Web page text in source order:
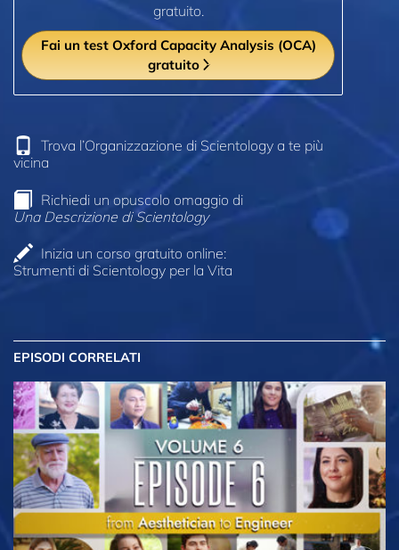
gratuito.
Fai un test Oxford Capacity Analysis (OCA)
gratuito
Trova l’Organizzazione di Scientology a te più
vicina
Richiedi un opuscolo omaggio di
Una Descrizione di Scientology
Inizia un corso gratuito online:
Strumenti di Scientology per la Vita
EPISODI CORRELATI